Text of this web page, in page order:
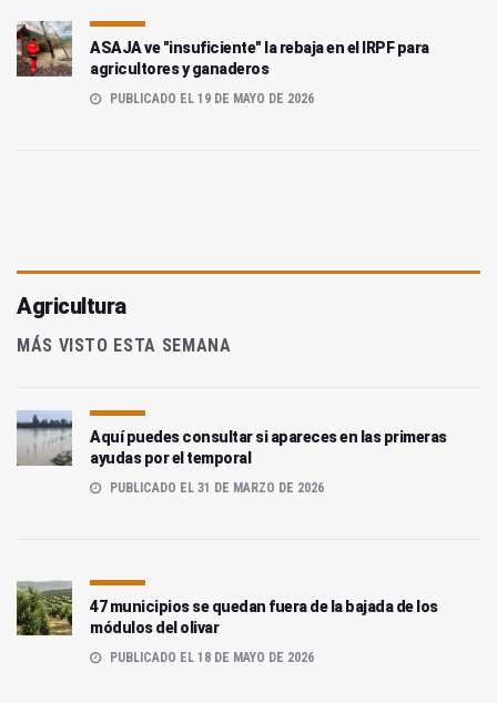
ASAJA ve "insuficiente" la rebaja en el IRPF para
agricultores y ganaderos
PUBLICADO EL 19 DE MAYO DE 2026
Agricultura
MÁS VISTO ESTA SEMANA
Aquí puedes consultar si apareces en las primeras
ayudas por el temporal
PUBLICADO EL 31 DE MARZO DE 2026
47 municipios se quedan fuera de la bajada de los
módulos del olivar
PUBLICADO EL 18 DE MAYO DE 2026